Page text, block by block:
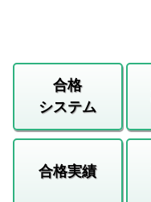
合格
システム
合格実績